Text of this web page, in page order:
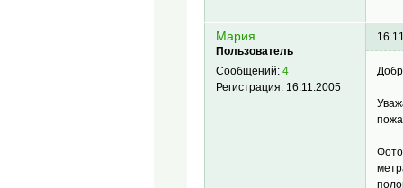
Мария
Пользователь
Сообщений:4
Регистрация: 16.11.2005